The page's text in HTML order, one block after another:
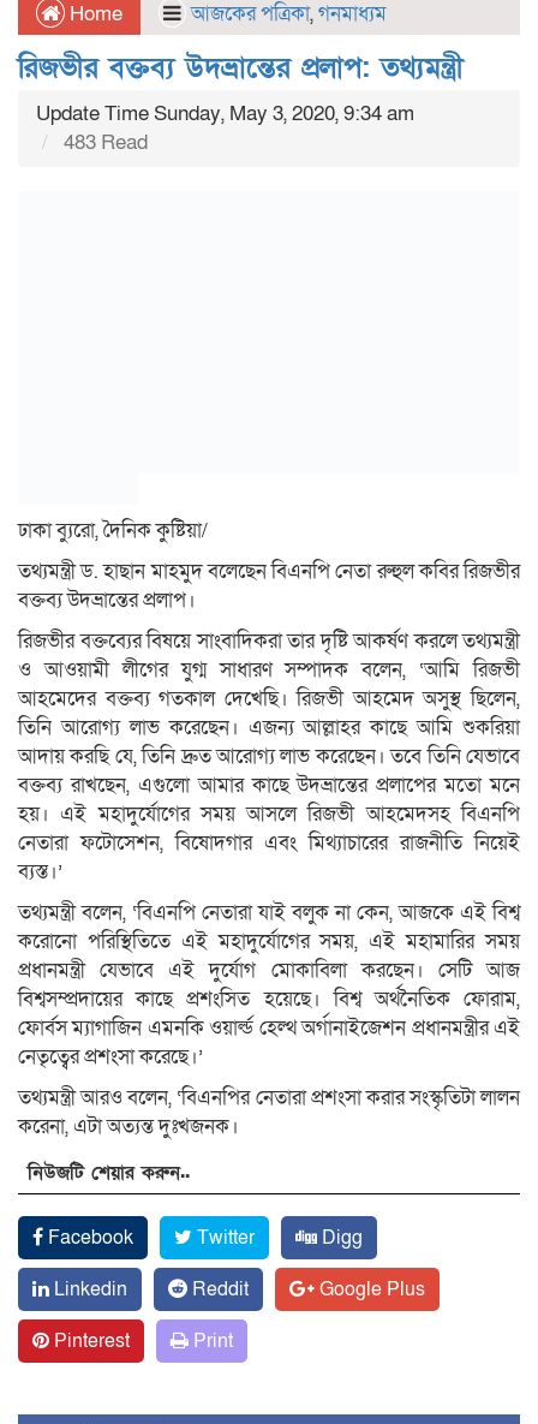
Home আজকের পত্রিকা,গনমাধ্যম
রিজভীর বক্তব্য উদভ্রান্তের প্রলাপ: তথ্যমন্ত্রী
Update Time Sunday, May 3, 2020, 9:34 am
483 Read
ঢাকা ব্যুরো, দৈনিক কুষ্টিয়া/
তথ্যমন্ত্রী ড. হাছান মাহমুদ বলেছেন বিএনপি নেতা রুহুল কবির রিজভীর
বক্তব্য উদভ্রান্তের প্রলাপ।
রিজভীর বক্তব্যের বিষয়ে সাংবাদিকরা তার দৃষ্টি আকর্ষণ করলে তথ্যমন্ত্রী
ও আওয়ামী লীগের যুগ্ম সাধারণ সম্পাদক বলেন, ‘আমি রিজভী
আহমেদের বক্তব্য গতকাল দেখেছি। রিজভী আহমেদ অসুস্থ ছিলেন,
তিনি আরোগ্য লাভ করেছেন। এজন্য আল্লাহর কাছে আমি শুকরিয়া
আদায় করছি যে, তিনি দ্রুত আরোগ্য লাভ করেছেন। তবে তিনি যেভাবে
বক্তব্য রাখছেন, এগুলো আমার কাছে উদভ্রান্তের প্রলাপের মতো মনে
হয়। এই মহাদুর্যোগের সময় আসলে রিজভী আহমেদসহ বিএনপি
নেতারা ফটোসেশন, বিষোদগার এবং মিথ্যাচারের রাজনীতি নিয়েই
ব্যস্ত।’
তথ্যমন্ত্রী বলেন, ‘বিএনপি নেতারা যাই বলুক না কেন, আজকে এই বিশ্ব
করোনো পরিস্থিতিতে এই মহাদুর্যোগের সময়, এই মহামারির সময়
প্রধানমন্ত্রী যেভাবে এই দুর্যোগ মোকাবিলা করছেন। সেটি আজ
বিশ্বসম্প্রদায়ের কাছে প্রশংসিত হয়েছে। বিশ্ব অর্থনৈতিক ফোরাম,
ফোর্বস ম্যাগাজিন এমনকি ওয়ার্ল্ড হেল্থ অর্গানাইজেশন প্রধানমন্ত্রীর এই
নেতৃত্বের প্রশংসা করেছে।’
তথ্যমন্ত্রী আরও বলেন, ‘বিএনপির নেতারা প্রশংসা করার সংস্কৃতিটা লালন
করেনা, এটা অত্যন্ত দুঃখজনক।
নিউজটি শেয়ার করুন..
Facebook Twitter
Digg
Linkedin
Reddit
Google Plus
Pinterest
Print